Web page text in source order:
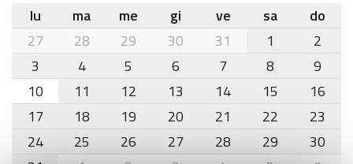
month-
8
lu ma me gi ve sa
do
27
28 29 30 31 1
2
3
4 5 6 7 8
9
10
11 12 13 14 15
16
17
18 19 20 21 22
23
24
25 26 27 28 29
30